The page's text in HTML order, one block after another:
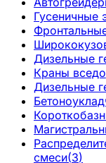
Гусеничные
Дизельные
Краны
Дизельные
смеси(3)